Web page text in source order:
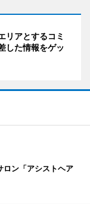
リアとするコミ
した情報をゲッ
ロン「アシストヘア